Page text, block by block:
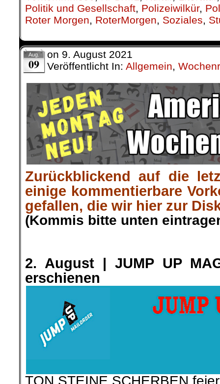
Politik und Gesellschaft, Polizeiwilkür,
Roter Morgen, RoterMorgen, Soziales,
Aug.
09
on 9. August 2021
Veröffentlicht In: Allgemein,
Zurückblickend auf die
einige kommentierbare
gefallen, die wir hier zur
(Kommis bitte unten
2. August | JUMP UP
erschienen
TON STEINE SCHERBEN